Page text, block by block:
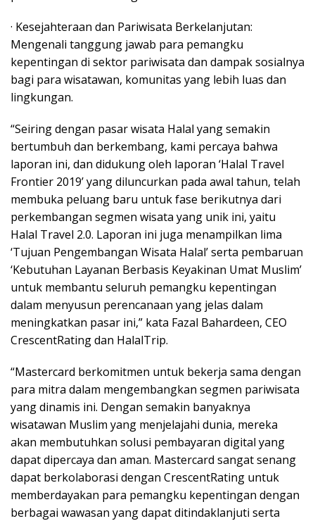
· Kesejahteraan dan Pariwisata Berkelanjutan:
Mengenali tanggung jawab para pemangku
kepentingan di sektor pariwisata dan dampak sosialnya
bagi para wisatawan, komunitas yang lebih luas dan
lingkungan.
“Seiring dengan pasar wisata Halal yang semakin
bertumbuh dan berkembang, kami percaya bahwa
laporan ini, dan didukung oleh laporan ‘Halal Travel
Frontier 2019’ yang diluncurkan pada awal tahun, telah
membuka peluang baru untuk fase berikutnya dari
perkembangan segmen wisata yang unik ini, yaitu
Halal Travel 2.0. Laporan ini juga menampilkan lima
‘Tujuan Pengembangan Wisata Halal’ serta pembaruan
‘Kebutuhan Layanan Berbasis Keyakinan Umat Muslim’
untuk membantu seluruh pemangku kepentingan
dalam menyusun perencanaan yang jelas dalam
meningkatkan pasar ini,” kata Fazal Bahardeen, CEO
CrescentRating dan HalalTrip.
“Mastercard berkomitmen untuk bekerja sama dengan
para mitra dalam mengembangkan segmen pariwisata
yang dinamis ini. Dengan semakin banyaknya
wisatawan Muslim yang menjelajahi dunia, mereka
akan membutuhkan solusi pembayaran digital yang
dapat dipercaya dan aman. Mastercard sangat senang
dapat berkolaborasi dengan CrescentRating untuk
memberdayakan para pemangku kepentingan dengan
berbagai wawasan yang dapat ditindaklanjuti serta